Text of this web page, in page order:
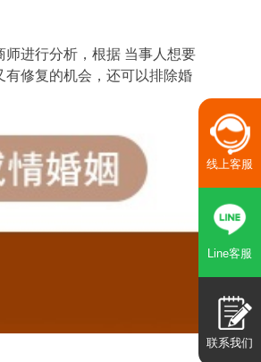
师进行分析，根据 当事人想要
修复的机会，还可以排除婚
线上客服
Line客服
联系我们